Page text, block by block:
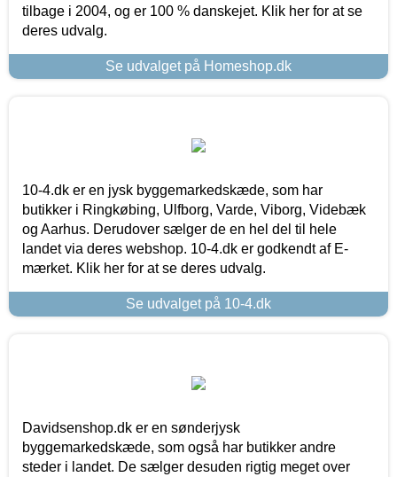
tilbage i 2004, og er 100 % danskejet. Klik her for at se
deres udvalg.
Se udvalget på Homeshop.dk
10-4.dk er en jysk byggemarkedskæde, som har
butikker i Ringkøbing, Ulfborg, Varde, Viborg, Videbæk
og Aarhus. Derudover sælger de en hel del til hele
landet via deres webshop. 10-4.dk er godkendt af E-
mærket. Klik her for at se deres udvalg.
Se udvalget på 10-4.dk
Davidsenshop.dk er en sønderjysk
byggemarkedskæde, som også har butikker andre
steder i landet. De sælger desuden rigtig meget over